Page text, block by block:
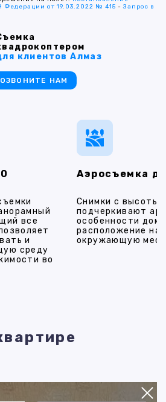
все
и
среду
во
Аэросъемка
Снимки с высоты
подчеркивают
особенности
расположение на
окружающую
Федерации от 19.03.2022 № 415 -Запрос в
клиентов Алмаз
НАМ